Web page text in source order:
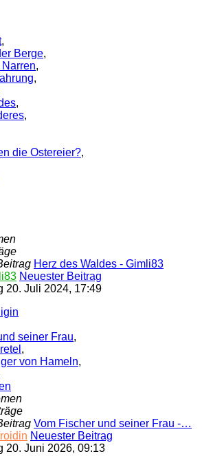
,
Berge,
,
,
,
,
die Ostereier?,
Herz des Waldes - Gimli83
Neuester Beitrag
20. Juli 2024, 17:49
seiner Frau,
,
von Hameln,
Vom Fischer und seiner Frau -…
Neuester Beitrag
20. Juni 2026, 09:13